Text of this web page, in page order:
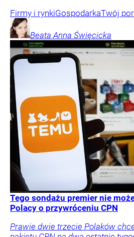
Firmy i rynkiGospodarkaTwój
Beata Anna Święcicka
Tego sondażu premier nie
Polacy o przywróceniu CPN
Prawie dwie trzecie Polaków